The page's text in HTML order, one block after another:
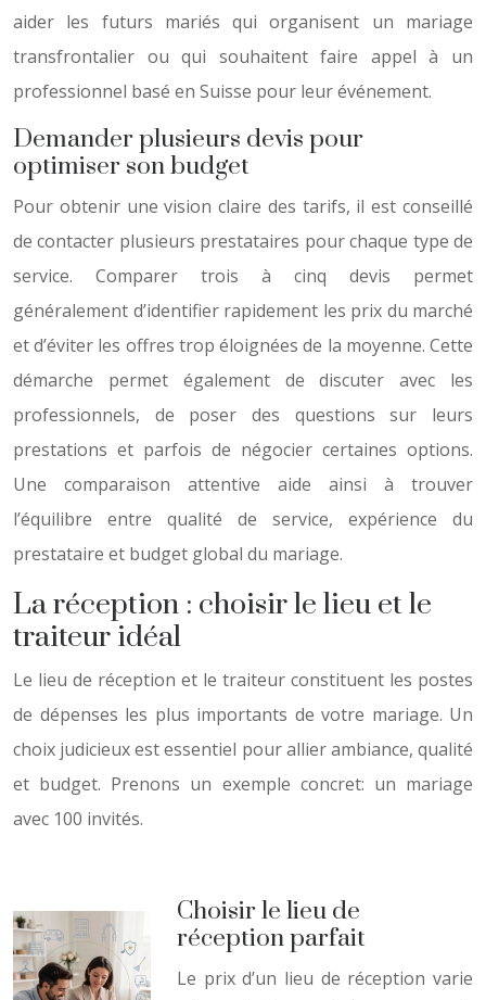
aider les futurs mariés qui organisent un mariage
transfrontalier ou qui souhaitent faire appel à un
professionnel basé en Suisse pour leur événement.
Demander plusieurs devis pour
optimiser son budget
Pour obtenir une vision claire des tarifs, il est conseillé
de contacter plusieurs prestataires pour chaque type de
service. Comparer trois à cinq devis permet
généralement d’identifier rapidement les prix du marché
et d’éviter les offres trop éloignées de la moyenne. Cette
démarche permet également de discuter avec les
professionnels, de poser des questions sur leurs
prestations et parfois de négocier certaines options.
Une comparaison attentive aide ainsi à trouver
l’équilibre entre qualité de service, expérience du
prestataire et budget global du mariage.
La réception : choisir le lieu et le
traiteur idéal
Le lieu de réception et le traiteur constituent les postes
de dépenses les plus importants de votre mariage. Un
choix judicieux est essentiel pour allier ambiance, qualité
et budget. Prenons un exemple concret: un mariage
avec 100 invités.
Choisir le lieu de
réception parfait
Le prix d’un lieu de réception varie